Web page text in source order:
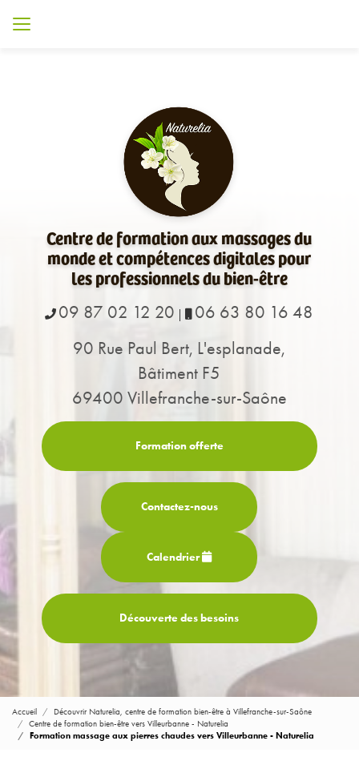
Centre de formation aux massages du
monde et compétences digitales pour
les professionnels du bien-être
09 87 02 12 20
06 63 80 16 48
90 Rue Paul Bert, L'esplanade,
Bâtiment F5
69400 Villefranche-sur-Saône
Formation offerte
Contactez-nous
Calendrier
Découverte des besoins
Accueil
Découvrir Naturelia, centre de formation bien-être à Villefranche-sur-Saône
Centre de formation bien-être vers Villeurbanne - Naturelia
Formation massage aux pierres chaudes vers Villeurbanne - Naturelia